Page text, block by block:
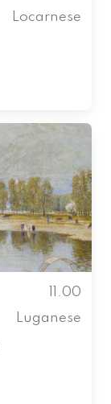
Locarnese
11.00
Luganese